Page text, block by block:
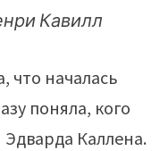
Кавилл
что началась
поняла, кого
Каллена.